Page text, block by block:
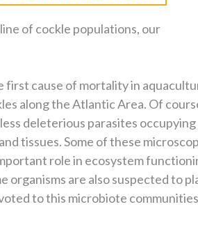
of cockle populations, our
first cause of mortality in
along the Atlantic Area. Of
deleterious parasites occupying
tissues. Some of these
role in ecosystem
organisms are also suspected to
to this microbiote communities